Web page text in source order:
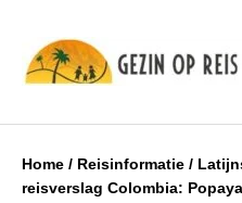
Home / Reisinformatie /
reisverslag Colombia: